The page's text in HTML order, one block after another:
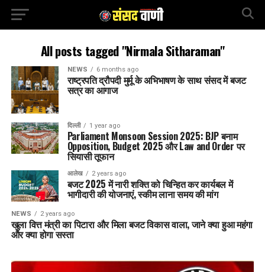
All posts tagged "Nirmala Sitharaman"
NEWS 6 months ago
राष्ट्रपति द्रौपदी मुर्मू के अभिभाषण के साथ संसद में बजट
सत्र का आगाज
दिल्ली 1 year ago
Parliament Monsoon Session 2025: BJP बनाम
Opposition, Budget 2025 और Law and Order पर
सियासी तूफान
आलेख 2 years ago
बजट 2025 में नारी शक्ति को चिन्हित कर कार्यबल में
भागीदारी की योजनाएं, स्कीम लाना समय की मांग
NEWS 2 years ago
खुला वित्त मंत्री का पिटारा और मिला बजट विकास वाला, जाने क्या हुआ महंगा
और क्या होगा सस्ता